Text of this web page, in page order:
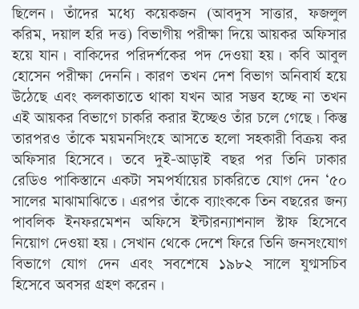
ছিলেন। তাঁদের মধ্যে কয়েকজন (আবদুস সাত্তার, ফজলুল
করিম, দয়াল হরি দত্ত) বিভাগীয় পরীক্ষা দিয়ে আয়কর অফিসার
হয়ে যান। বাকিদের পরিদর্শকের পদ দেওয়া হয়। কবি আবুল
হোসেন পরীক্ষা দেননি। কারণ তখন দেশ বিভাগ অনিবার্য হয়ে
উঠেছে এবং কলকাতাতে থাকা যখন আর সম্ভব হচ্ছে না তখন
এই আয়কর বিভাগে চাকরি করার ইচ্ছেও তাঁর চলে গেছে। কিন্তু
তারপরও তাঁকে ময়মনসিংহে আসতে হলো সহকারী বিক্রয় কর
অফিসার হিসেবে। তবে দুই-আড়াই বছর পর তিনি ঢাকার
রেডিও পাকিস্তানে একটা সমপর্যায়ের চাকরিতে যোগ দেন ‘৫০
সালের মাঝামাঝিতে। এরপর তাঁকে ব্যাংককে তিন বছরের জন্য
পাবলিক ইনফরমেশন অফিসে ইন্টারন্যাশনাল স্টাফ হিসেবে
নিয়োগ দেওয়া হয়। সেখান থেকে দেশে ফিরে তিনি জনসংযোগ
বিভাগে যোগ দেন এবং সবশেষে ১৯৮২ সালে যুগ্মসচিব
হিসেবে অবসর গ্রহণ করেন।